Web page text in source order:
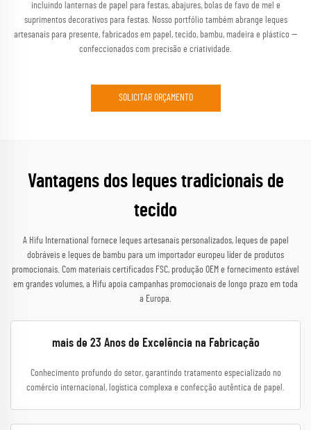
incluindo lanternas de papel para festas, abajures, bolas de favo de mel e
suprimentos decorativos para festas. Nosso portfólio também abrange leques
artesanais para presente, fabricados em papel, tecido, bambu, madeira e plástico —
confeccionados com precisão e criatividade.
SOLICITAR ORÇAMENTO
Vantagens dos leques tradicionais de
tecido
A Hifu International fornece leques artesanais personalizados, leques de papel
dobráveis e leques de bambu para um importador europeu líder de produtos
promocionais. Com materiais certificados FSC, produção OEM e fornecimento estável
em grandes volumes, a Hifu apoia campanhas promocionais de longo prazo em toda
a Europa.
mais de 23 Anos de Excelência na Fabricação
Conhecimento profundo do setor, garantindo tratamento especializado no
comércio internacional, logística complexa e confecção autêntica de papel.